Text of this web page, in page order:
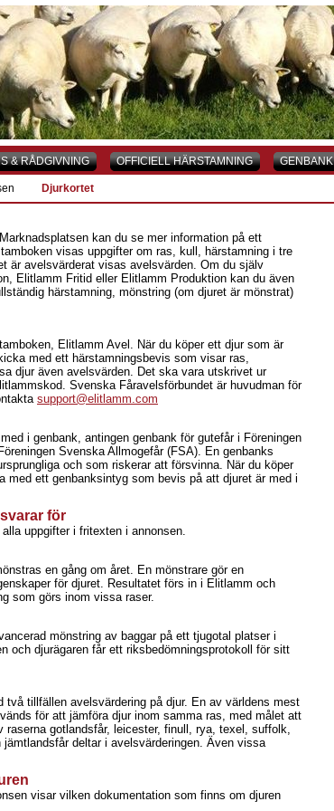
& RÅDGIVNING OFFICIELL HÄRSTAMNING GENBANK
Djurkortet
kan du se mer information på ett
visas uppgifter om ras, kull, härstamning i tre
är avelsvärderat visas avelsvärden. Om du själv
Elitlamm Fritid eller Elitlamm Produktion kan du även
härstamning, mönstring (om djuret är mönstrat)
Elitlamm Avel. När du köper ett djur som är
med ett härstamningsbevis som visar ras,
djur även avelsvärden. Det ska vara utskrivet ur
Svenska Fåravelsförbundet är huvudman för
support@elitlamm.com
i genbank, antingen genbank för gutefår i Föreningen
Svenska Allmogefår (FSA). En genbanks
och som riskerar att försvinna. När du köper
med ett genbanksintyg som bevis på att djuret är med i
för
uppgifter i fritexten i annonsen.
en gång om året. En mönstrare gör en
för djuret. Resultatet förs in i Elitlamm och
som görs inom vissa raser.
mönstring av baggar på ett tjugotal platser i
och djurägaren får ett riksbedömningsprotokoll för sitt
två tillfällen avelsvärdering på djur. En av världens mest
för att jämföra djur inom samma ras, med målet att
raserna gotlandsfår, leicester, finull, rya, texel, suffolk,
deltar i avelsvärderingen. Även vissa
visar vilken dokumentation som finns om djuren